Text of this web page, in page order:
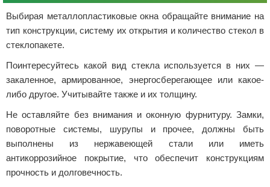
Выбирая металлопластиковые окна обращайте внимание на
тип конструкции, систему их открытия и количество стекол в
стеклопакете.
Поинтересуйтесь какой вид стекла используется в них —
закаленное, армированное, энергосберегающее или какое-
либо другое. Учитывайте также и их толщину.
Не оставляйте без внимания и оконную фурнитуру. Замки,
поворотные системы, шурупы и прочее, должны быть
выполнены из нержавеющей стали или иметь
антикоррозийное покрытие, что обеспечит конструкциям
прочность и долговечность.